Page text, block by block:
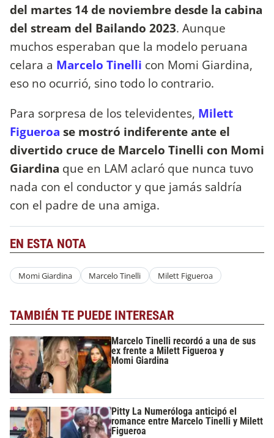
del martes 14 de noviembre desde la cabina
del stream del Bailando 2023. Aunque
muchos esperaban que la modelo peruana
celara a Marcelo Tinelli con Momi Giardina,
eso no ocurrió, sino todo lo contrario.
Para sorpresa de los televidentes, Milett
Figueroa se mostró indiferente ante el
divertido cruce de Marcelo Tinelli con Momi
Giardina que en LAM aclaró que nunca tuvo
nada con el conductor y que jamás saldría
con el padre de una amiga.
EN ESTA NOTA
Momi Giardina Marcelo Tinelli Milett Figueroa
TAMBIÉN TE PUEDE INTERESAR
Marcelo Tinelli recordó a una de sus
ex frente a Milett Figueroa y
Momi Giardina
Pitty La Numeróloga anticipó el
romance entre Marcelo Tinelli y Milett
Figueroa